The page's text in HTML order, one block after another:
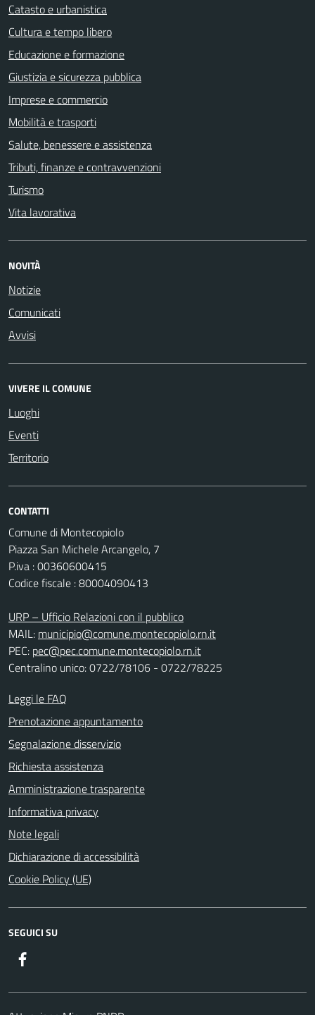
Catasto e urbanistica
Cultura e tempo libero
Educazione e formazione
Giustizia e sicurezza pubblica
Imprese e commercio
Mobilità e trasporti
Salute, benessere e assistenza
Tributi, finanze e contravvenzioni
Turismo
Vita lavorativa
NOVITÀ
Notizie
Comunicati
Avvisi
VIVERE IL COMUNE
Luoghi
Eventi
Territorio
CONTATTI
Comune di Montecopiolo
Piazza San Michele Arcangelo, 7
P.iva : 00360600415
Codice fiscale : 80004090413
URP – Ufficio Relazioni con il pubblico
MAIL: municipio@comune.montecopiolo.rn.it
PEC: pec@pec.comune.montecopiolo.rn.it
Centralino unico: 0722/78106 - 0722/78225
Leggi le FAQ
Prenotazione appuntamento
Segnalazione disservizio
Richiesta assistenza
Amministrazione trasparente
Informativa privacy
Note legali
Dichiarazione di accessibilità
Cookie Policy (UE)
SEGUICI SU